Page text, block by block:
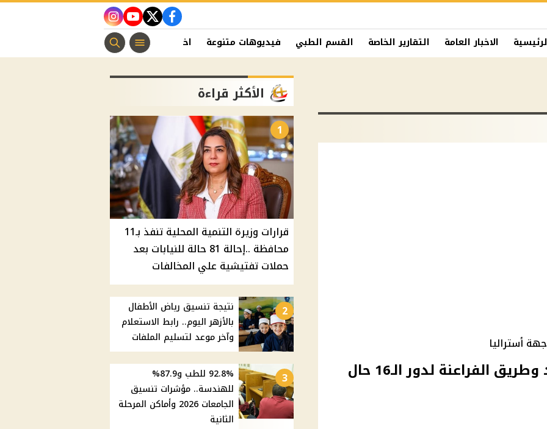
facebook
twitter
youtube
instagram
الاخبار العامة التقارير الخاصة القسم الطبي فيديوهات متنوعة اخبار الفن منوعات مسيحية
أستراليا
مصر ضد أستراليا.. الموعد وطريق الفراعنة لدور الـ16 حال
الأكثر قراءة
1
قرارات وزيرة التنمية المحلية تنفذ بـ11
محافظة ..إحالة 81 حالة للنيابات بعد
حملات تفتيشية علي المخالفات
2
نتيجة تنسيق رياض الأطفال
بالأزهر اليوم.. رابط الاستعلام
وآخر موعد لتسليم الملفات
3
92.8% للطب و87.9%
للهندسة.. مؤشرات تنسيق
الجامعات 2026 وأماكن المرحلة
الثانية